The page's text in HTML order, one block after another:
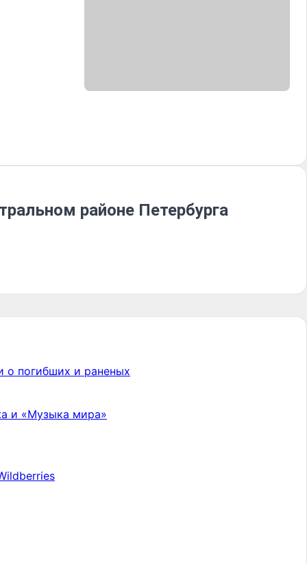
районе Петербурга
о погибших и раненых
и «Музыка мира»